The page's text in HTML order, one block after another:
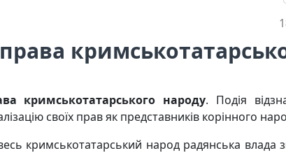
кримськотатарського народу. Подія
своїх прав як представників корінного
кримськотатарський народ радянська влада